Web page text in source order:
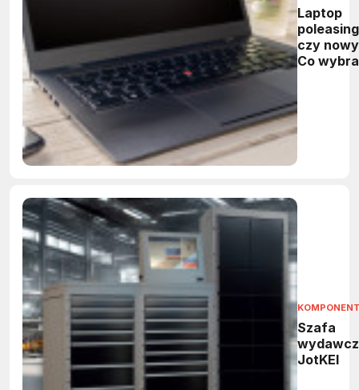
Laptop
czy
Co
Szafa
JotKEl